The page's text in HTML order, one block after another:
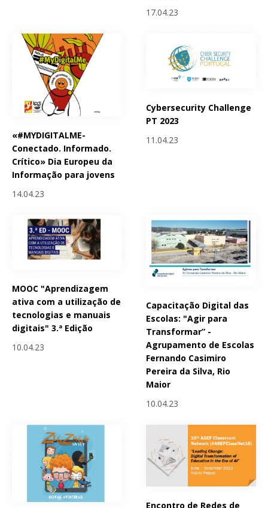
17.04.23
«#MYDIGITALME-
Conectado. Informado.
Crítico» Dia Europeu da
Informação para jovens
14.04.23
Cybersecurity Challenge
PT 2023
11.04.23
MOOC "Aprendizagem
ativa com a utilização de
tecnologias e manuais
digitais" 3.ª Edição
10.04.23
Capacitação Digital das
Escolas: "Agir para
Transformar” -
Agrupamento de Escolas
Fernando Casimiro
Pereira da Silva, Rio
Maior
10.04.23
Encontro de Redes de